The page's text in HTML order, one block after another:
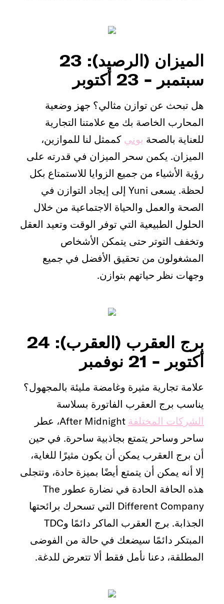
الميزان (الرصيد): 23
سبتمبر - 23 أكتوبر
هل تبحث عن توازن مثالي؟ جهز وضعية
المحارب الخاصة بك مع علامتنا التجارية
للعناية بالصحة يوني كممثل لنا للموازين،
الميزان. يكمن سحر الميزان في قدرته على
رؤية الأشياء من جميع الزوايا للاستمتاع بكل
لحظة. يسعى Yuni إلى إيجاد التوازن في
الصحة والعمل والحياة الاجتماعية من خلال
الحلول الطبيعية التي توفر الوقت وتعيد العقل
وتخفف التوتر حتى يتمكن الأشخاص
المشغولون من تحقيق الأفضل في جميع
وجهات نظر حياتهم بتوازن.
برج العقرب (العقرب): 24
أكتوبر - 21 نوفمبر
علامة تجارية مثيرة وغامضة مليئة بالمجهول؟
يناسب برج العقرب الفاتورة بسلاسة
الشركات المختلفة
After Midnight، عطر
ساحر وساحر يتمتع بجاذبية ساحرة. في حين
أن برج العقرب يمكن أن يكون مثيرًا للغاية،
إلا أنه يمكن أن يتمتع أيضًا بميزة حادة، وتتجلى
هذه الحافة الحادة في نضارة عطور The
Different Company التي تسحرك برائحتها
الجذابة. برج العقرب الماكر دائمًا وTDC
المبتكر دائمًا سيضعك في حالة من الفوضى
المطلقة، دعنا نأمل فقط ألا تتعرض للدغة.